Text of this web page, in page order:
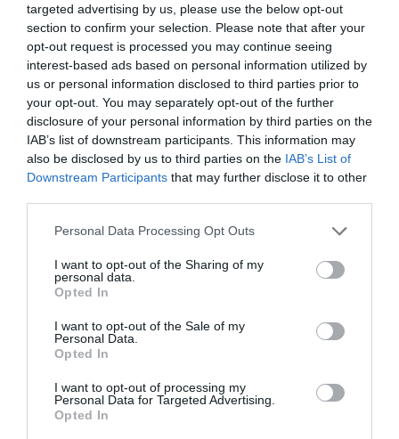
targeted advertising by us, please use the below opt-out
section to confirm your selection. Please note that after your
opt-out request is processed you may continue seeing
interest-based ads based on personal information utilized by
us or personal information disclosed to third parties prior to
your opt-out. You may separately opt-out of the further
disclosure of your personal information by third parties on the
IAB’s list of downstream participants. This information may
also be disclosed by us to third parties on the IAB’s List of
Downstream Participants that may further disclose it to other
Please note that this website/app uses one or more Google
not limited to your visit or usage behaviour. You may click to
grant or deny consent to Google and its third-party tags to
use your data for below specified purposes in below Google
consent section.
Personal Data Processing Opt Outs
I want to opt-out of the Sharing of my
personal data.
Opted In
I want to opt-out of the Sale of my
Personal Data.
Opted In
I want to opt-out of processing my
Personal Data for Targeted Advertising.
Opted In
Εικόνες σοκ σε κοιμητήριο της
Εύβοιας: Δείτε τι έκαναν
08.08.2026 | 13:00
Α. Ο. Χαλκίς: Πρώτο φιλικό σήμερα
για νέα αγωνιστική περίοδο – Η
ώρα
08.08.2026 | 12:40
Τι γίνεται με τις τσούχτρες στην
08.08.2026 | 12:20
Καύσωνας και πολλά μποφόρ
επιτροπή εκτίμησης κινδύνου
08.08.2026 | 12:00
Εύβοια: Οι ισχυροί άνεμοι
έσπασαν μεγάλο πεύκο σε αυλή
εκκλησίας